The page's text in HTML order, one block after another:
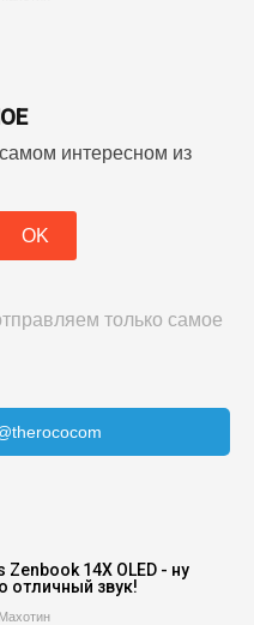
интересном из
только самое
Zenbook 14X OLED - ну
отличный звук!